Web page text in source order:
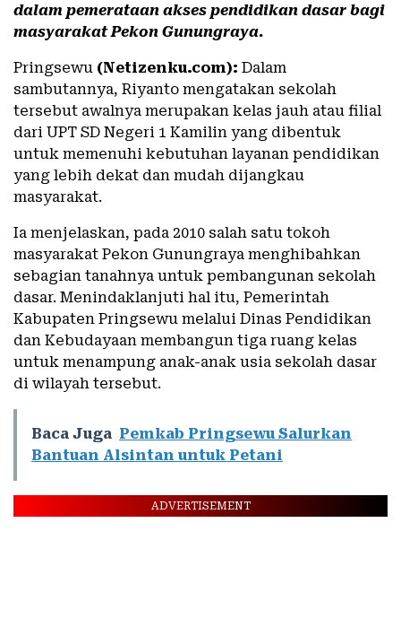
dalam pemerataan akses pendidikan dasar bagi
masyarakat Pekon Gunungraya.
Pringsewu (Netizenku.com): Dalam
sambutannya, Riyanto mengatakan sekolah
tersebut awalnya merupakan kelas jauh atau filial
dari UPT SD Negeri 1 Kamilin yang dibentuk
untuk memenuhi kebutuhan layanan pendidikan
yang lebih dekat dan mudah dijangkau
masyarakat.
Ia menjelaskan, pada 2010 salah satu tokoh
masyarakat Pekon Gunungraya menghibahkan
sebagian tanahnya untuk pembangunan sekolah
dasar. Menindaklanjuti hal itu, Pemerintah
Kabupaten Pringsewu melalui Dinas Pendidikan
dan Kebudayaan membangun tiga ruang kelas
untuk menampung anak-anak usia sekolah dasar
di wilayah tersebut.
Baca Juga Pemkab Pringsewu Salurkan
Bantuan Alsintan untuk Petani
ADVERTISEMENT